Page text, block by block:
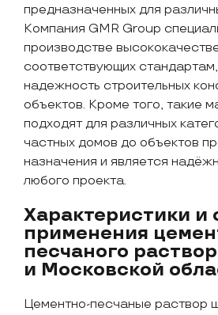
предназначенных для
Компания GMR Group
производстве
соответствующих
надежность строительных
объектов. Кроме того, такие
подходят для различных
частных домов до объектов
назначения и является
любого проекта.
Характеристики и
применения
песчаного
и Московской
Цементно-песчаные раствор